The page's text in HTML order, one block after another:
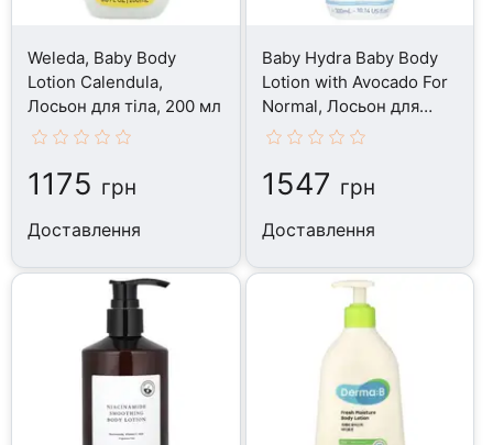
Weleda, Baby Body
Lotion Calendula,
Лосьон для тіла, 200 мл
1175 грн
Доставлення
Baby Hydra Baby Body
Lotion with Avocado For
Normal, Лосьон для
тіла, 300 мл
1547 грн
Доставлення